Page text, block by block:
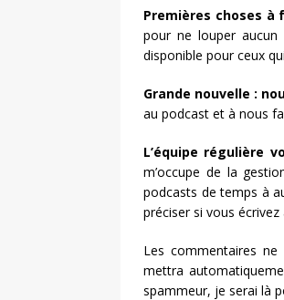
Premières choses à
pour ne louper
disponible pour ceux
Grande nouvelle :
au podcast et à nous
L’équipe régulière
m’occupe de la
podcasts de temps à
préciser si vous
Les commentaires
mettra
spammeur, je serai là